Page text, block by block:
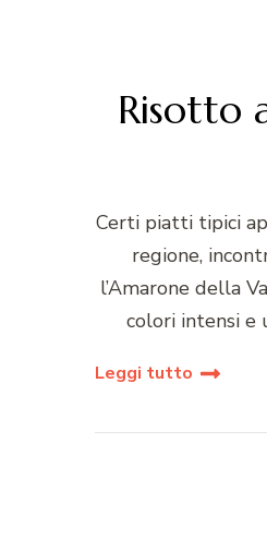
Risotto
Certi piatti tipici
regione,
l’Amarone della
colori intensi e
Leggi tutto